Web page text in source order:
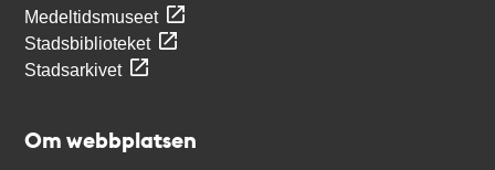
Medeltidsmuseet
Stadsbiblioteket
Stadsarkivet
Om webbplatsen